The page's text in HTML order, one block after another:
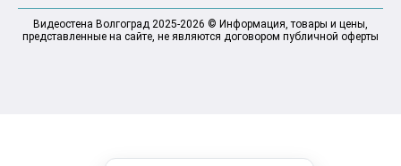
Видеостена Волгоград 2025-2026 © Информация, товары и цены,
представленные на сайте, не являются договором публичной оферты